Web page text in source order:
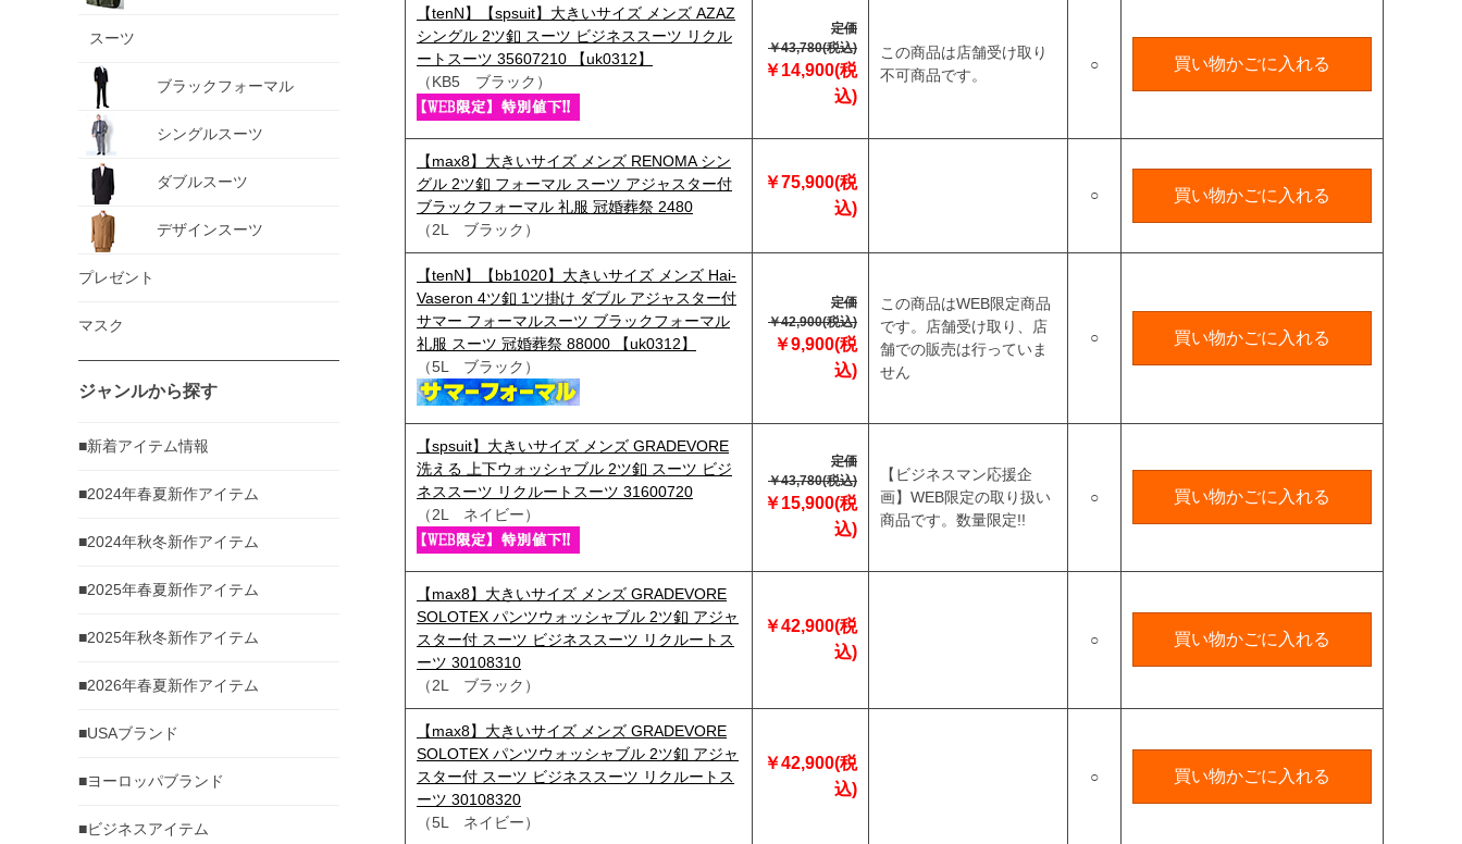
スーツ
ブラックフォーマル
シングルスーツ
ダブルスーツ
デザインスーツ
プレゼント
マスク
ジャンルから探す
■新着アイテム情報
■2024年春夏新作アイテム
■2024年秋冬新作アイテム
■2025年春夏新作アイテム
■2025年秋冬新作アイテム
■2026年春夏新作アイテム
■USAブランド
■ヨーロッパブランド
■ビジネスアイテム
【tenN】【spsuit】大きいサイズ メンズ AZAZ
シングル 2ツ釦 スーツ ビジネススーツ リクル
ートスーツ 35607210 【uk0312】
（KB5 ブラック）
定価
￥43,780(税込)
￥14,900(税
込)
この商品は店舗受け取り
不可商品です。
○ 買い物かごに入れる
【max8】大きいサイズ メンズ RENOMA シン
グル 2ツ釦 フォーマル スーツ アジャスター付
ブラックフォーマル 礼服 冠婚葬祭 2480
（2L ブラック）
￥75,900(税
込)
○ 買い物かごに入れる
【tenN】【bb1020】大きいサイズ メンズ Hai-
Vaseron 4ツ釦 1ツ掛け ダブル アジャスター付
サマー フォーマルスーツ ブラックフォーマル
礼服 スーツ 冠婚葬祭 88000 【uk0312】
（5L ブラック）
定価
￥42,900(税込)
￥9,900(税
込)
この商品はWEB限定商品
です。店舗受け取り、店
舗での販売は行っていま
せん
○ 買い物かごに入れる
【spsuit】大きいサイズ メンズ GRADEVORE
洗える 上下ウォッシャブル 2ツ釦 スーツ ビジ
ネススーツ リクルートスーツ 31600720
（2L ネイビー）
定価
￥43,780(税込)
￥15,900(税
込)
【ビジネスマン応援企
画】WEB限定の取り扱い
商品です。数量限定!!
○ 買い物かごに入れる
【max8】大きいサイズ メンズ GRADEVORE
SOLOTEX パンツウォッシャブル 2ツ釦 アジャ
スター付 スーツ ビジネススーツ リクルートス
ーツ 30108310
（2L ブラック）
￥42,900(税
込)
○ 買い物かごに入れる
【max8】大きいサイズ メンズ GRADEVORE
SOLOTEX パンツウォッシャブル 2ツ釦 アジャ
スター付 スーツ ビジネススーツ リクルートス
ーツ 30108320
（5L ネイビー）
￥42,900(税
込)
○ 買い物かごに入れる